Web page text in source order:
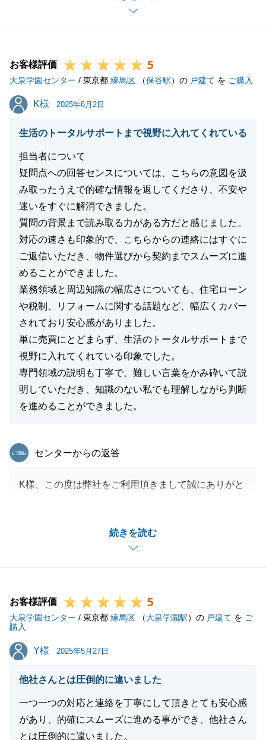
今後も不動産に関するお困りごとやご相談等ございま
したらお気軽にお申し付け下さいませ。
お客様評価 5
大泉学園センター / 東京都 練馬区 （保谷駅）の 戸建て を ご購入
K様
K様 2025年6月2日
生活のトータルサポートまで視野に入れてくれている
担当者について
疑問点への回答センスについては、こちらの意図を汲
み取ったうえで的確な情報を返してくださり、不安や
迷いをすぐに解消できました。
質問の背景まで読み取る力がある方だと感じました。
対応の速さも印象的で、こちらからの連絡にはすぐに
ご返信いただき、物件選びから契約までスムーズに進
めることができました。
業務領域と周辺知識の幅広さについても、住宅ローン
や税制、リフォームに関する話題など、幅広くカバー
されており安心感がありました。
単に売買にとどまらず、生活のトータルサポートまで
視野に入れてくれている印象でした。
専門領域の説明も丁寧で、難しい言葉をかみ砕いて説
明していただき、知識のない私でも理解しながら判断
を進めることができました。
続きを読む
東急リバブル
センターからの返答
K様、この度は弊社をご利用頂きまして誠にありがと
いができ、大変嬉しく思います。
またお褒めの言葉も誠にありがとうございます。
K様の多大なご協力のおかげで、スムーズにお引渡し
また、お悩み等ございましたら、弊社をご利用いただ
ければと思います。
今後とも、末長いお付き合いをどうぞよろしくお願い
いたします。
閉じる
お客様評価 5
大泉学園センター / 東京都 練馬区 （大泉学園駅）の 戸建て を ご
購入
Y様
Y様 2025年5月27日
他社さんとは圧倒的に違いました
一つ一つの対応と連絡を丁寧にして頂きとても安心感
があり、的確にスムーズに進める事ができ、他社さん
とは圧倒的に違いました。